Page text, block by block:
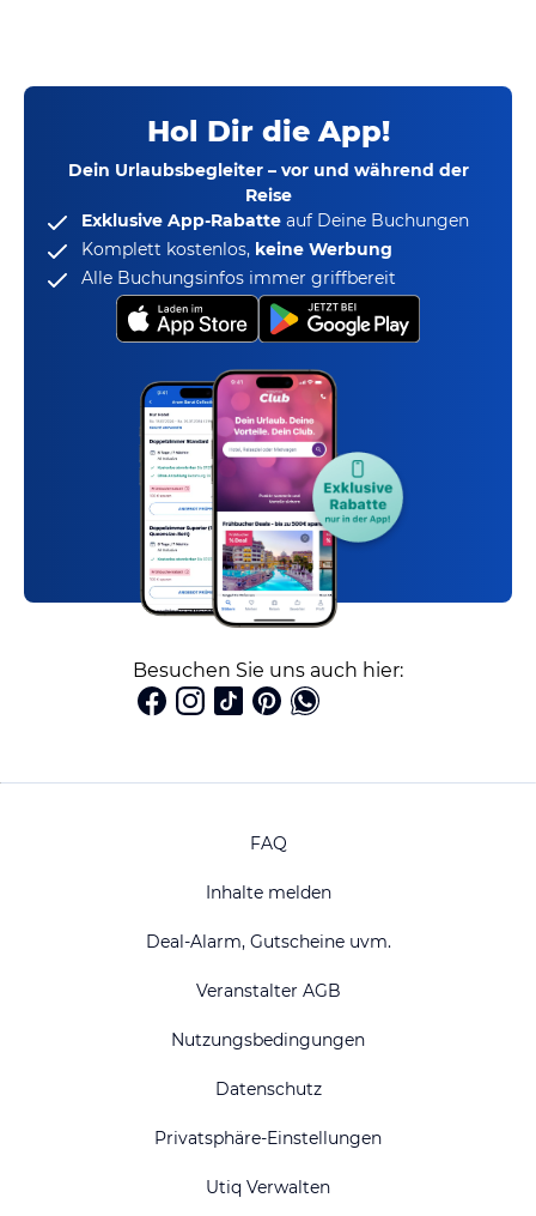
Hol Dir die App!
Dein Urlaubsbegleiter – vor und während der
Reise
Exklusive App-Rabatte auf Deine Buchungen
Komplett kostenlos, keine Werbung
Alle Buchungsinfos immer griffbereit
Besuchen Sie uns auch hier:
FAQ
Inhalte melden
Deal-Alarm, Gutscheine uvm.
Veranstalter AGB
Nutzungsbedingungen
Datenschutz
Privatsphäre-Einstellungen
Utiq Verwalten